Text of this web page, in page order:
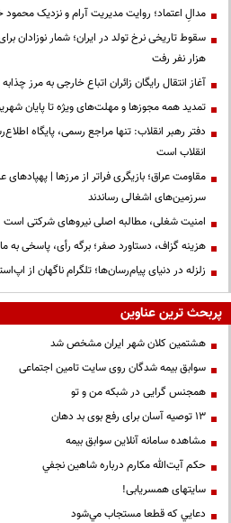
مدالِ اعتماد؛ روایت مدیریت آرام و نزدیک
هزار نفر رفت
آغاز انتقال رایگان زائران اتباع خارجی به مرز چذابه
تمدید همه مجوزها و مهلت‌های ویژه تا پایان
دفتر رهبر انقلاب: تنها مراجع رسمی، پایگاه
انقلاب است
مقاومت عراق؛ بازیگری فراتر از مرزها | پهپادهای
سرزمین‌های اشغالی رساندند
‌امنیت شغلی، مطالبه اصلی نیروهای شرکتی است
هزینه گزاف، دستاورد صفر؛ برگه رأی، پاسخی به
زلزله در دنیای پیام‌رسان‌ها؛ تلگرام ناگهان از
پربحث ترین عناوین
هشتمین کلان شهر ایران مشخص شد
سوابق بیمه شدگان روی سایت تامین اجتماعی
همجنس گرایی در شبکه من و تو
13 توصیه آسان برای رفع بوی بد دهان
مشاهده سامانه آنلاين سوابق بیمه
حكم آيت‌الله مكارم درباره شاهين نجفي
سایتهای همسریابی!
دعايي كه قطعا مستجاب مي‌شود